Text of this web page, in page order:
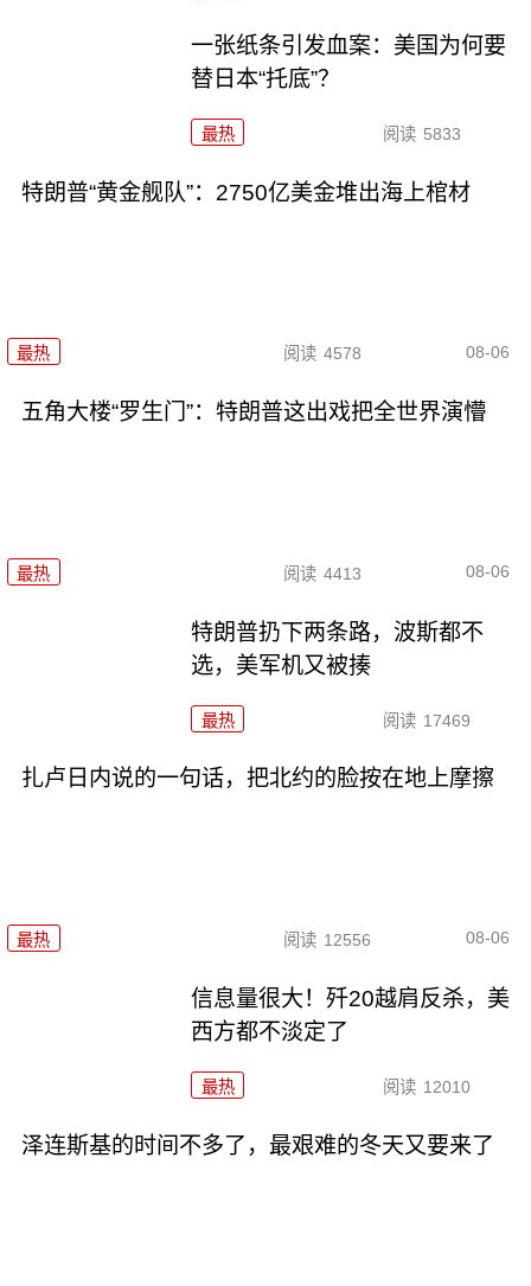
一张纸条引发血案：美国为何要
替日本“托底”？
最热 阅读 5833
特朗普“黄金舰队”：2750亿美金堆出海上棺材
最热 阅读 4578 08-06
五角大楼“罗生门”：特朗普这出戏把全世界演懵
最热 阅读 4413 08-06
特朗普扔下两条路，波斯都不
选，美军机又被揍
最热 阅读 17469
扎卢日内说的一句话，把北约的脸按在地上摩擦
最热 阅读 12556 08-06
信息量很大！歼20越肩反杀，美
西方都不淡定了
最热 阅读 12010
泽连斯基的时间不多了，最艰难的冬天又要来了